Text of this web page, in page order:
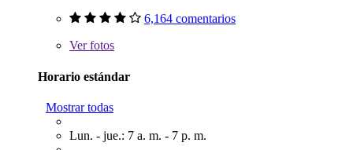
6,164 comentarios
Verfotos
Horario estándar
Mostrar todas
Lun. - jue.: 7 a. m. - 7 p. m.